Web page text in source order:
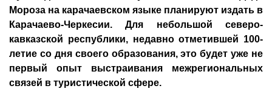
Мороза на карачаевском языке планируют издать в
Карачаево-Черкесии. Для небольшой северо-
кавказской республики, недавно отметившей 100-
летие со дня своего образования, это будет уже не
первый опыт выстраивания межрегиональных
связей в туристической сфере.